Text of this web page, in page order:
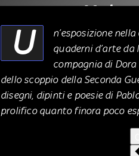
mostra a
ARTE 05 Febbraio 2025
U
n’esposizione
quaderni d’arte
compagnia di
dello scoppio della Seconda
disegni, dipinti e poesie di
prolifico quanto finora poco